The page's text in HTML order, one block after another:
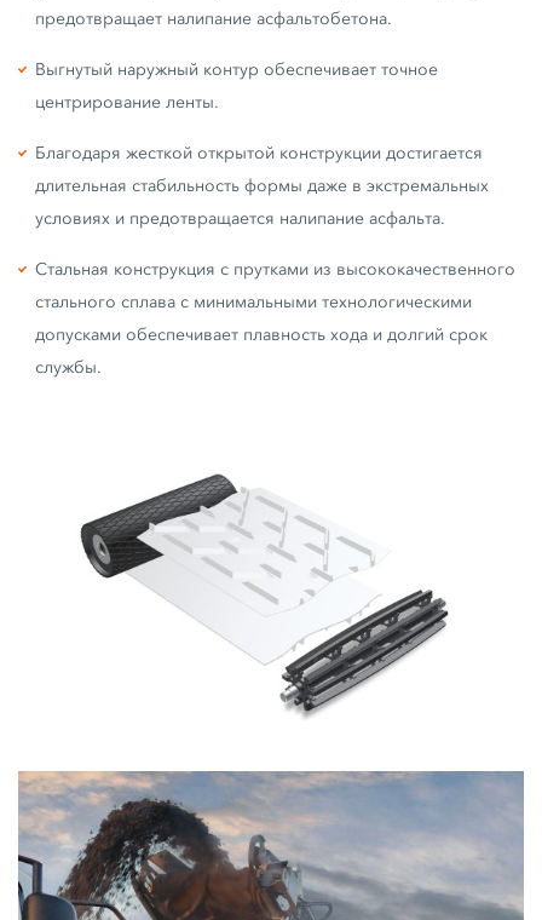
предотвращает налипание асфальтобетона.
Выгнутый наружный контур обеспечивает точное
центрирование ленты.
Благодаря жесткой открытой конструкции достигается
длительная стабильность формы даже в экстремальных
условиях и предотвращается налипание асфальта.
Стальная конструкция с прутками из высококачественного
стального сплава с минимальными технологическими
допусками обеспечивает плавность хода и долгий срок
службы.